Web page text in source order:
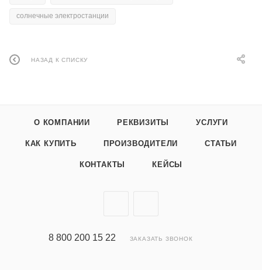
солнечные электростанции
НАЗАД К СПИСКУ
О КОМПАНИИ РЕКВИЗИТЫ УСЛУГИ
КАК КУПИТЬ ПРОИЗВОДИТЕЛИ СТАТЬИ
КОНТАКТЫ КЕЙСЫ
8 800 200 15 22 ЗАКАЗАТЬ ЗВОНОК